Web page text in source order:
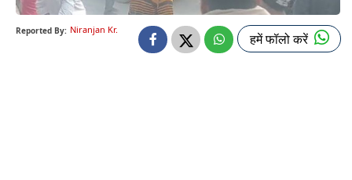
Reported By: Niranjan Kr.
हमें फॉलो करें